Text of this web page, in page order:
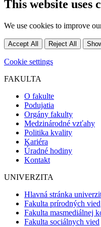
This website uses
We use cookies to improve
Accept All Reject All
Cookie settings
FAKULTA
O fakulte
Podujatia
Orgány fakulty
Medzinárodné vzťahy
Politika kvality
Kariéra
Úradné hodiny
Kontakt
UNIVERZITA
Hlavná stránka
Fakulta prírodných vied
Fakulta masmediálnej
Fakulta sociálnych vied